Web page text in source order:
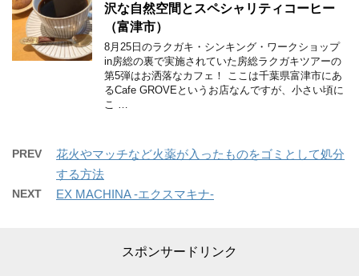
沢な自然空間とスペシャリティコーヒー
（富津市）
8月25日のラクガキ・シンキング・ワークショップ
in房総の裏で実施されていた房総ラクガキツアーの
第5弾はお洒落なカフェ！ ここは千葉県富津市にあ
るCafe GROVEというお店なんですが、小さい頃に
こ …
PREV
花火やマッチなど火薬が入ったものをゴミとして処分
する方法
NEXT EX MACHINA -エクスマキナ-
スポンサードリンク